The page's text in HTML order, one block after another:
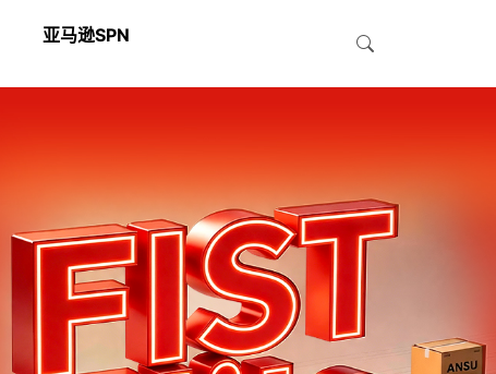
亚马逊SPN